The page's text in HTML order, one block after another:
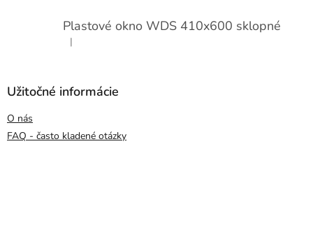
Plastové okno WDS 410x600 sklopné
Hodnotenie produktu je 5 z 5 hviezdičiek.
|
Užitočné informácie
O nás
FAQ - často kladené otázky